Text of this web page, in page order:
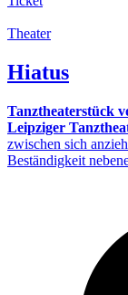
Theater
Hiatus
Tanztheaterstück
Leipziger
zwischen sich
Beständigkeit